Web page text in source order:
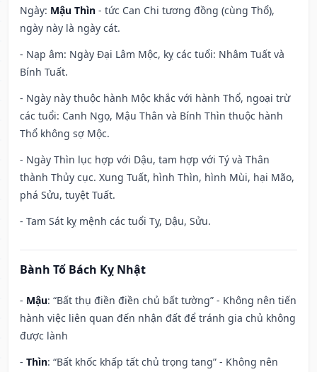
Ngày: Mậu Thìn - tức Can Chi tương đồng (cùng Thổ),
ngày này là ngày cát.
- Nạp âm: Ngày Đại Lâm Mộc, kỵ các tuổi: Nhâm Tuất và
Bính Tuất.
- Ngày này thuộc hành Mộc khắc với hành Thổ, ngoại trừ
các tuổi: Canh Ngọ, Mậu Thân và Bính Thìn thuộc hành
Thổ không sợ Mộc.
- Ngày Thìn lục hợp với Dậu, tam hợp với Tý và Thân
thành Thủy cục. Xung Tuất, hình Thìn, hình Mùi, hại Mão,
phá Sửu, tuyệt Tuất.
- Tam Sát kỵ mệnh các tuổi Tỵ, Dậu, Sửu.
Bành Tổ Bách Kỵ Nhật
- Mậu: “Bất thụ điền điền chủ bất tường” - Không nên tiến
hành việc liên quan đến nhận đất để tránh gia chủ không
được lành
- Thìn: “Bất khốc khấp tất chủ trọng tang” - Không nên